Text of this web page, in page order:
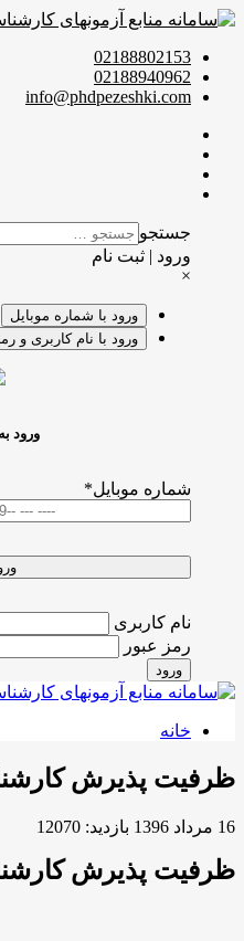
02188802153
02188940962
info@phdpezeshki.com
جستجو
ورود | ثبت نام
×
ورود با شماره موبایل
ورود با نام کاربری و
ورود
شماره موبایل*
نام کاربری
رمز عبور
ورود
خانه
ظرفیت پذیرش
16 مرداد 1396 بازدید: 12070
ظرفیت پذیرش